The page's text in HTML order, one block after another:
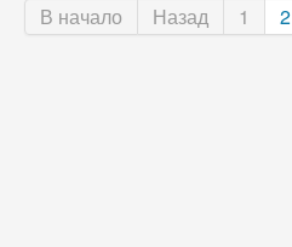
В начало
Назад 1 2